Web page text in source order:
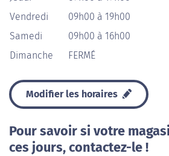
Vendredi
09h00 à 19h00
Samedi
09h00 à 16h00
Dimanche
FERMÉ
Modifier les horaires
Pour savoir si votre
ces jours, contactez-le !